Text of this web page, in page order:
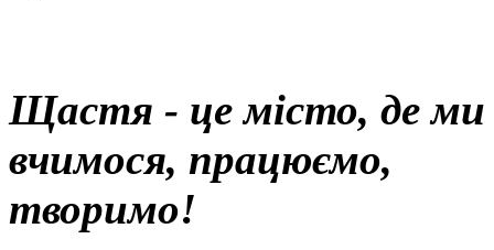
Щастя - це місто, де
вчимося,
творимо!